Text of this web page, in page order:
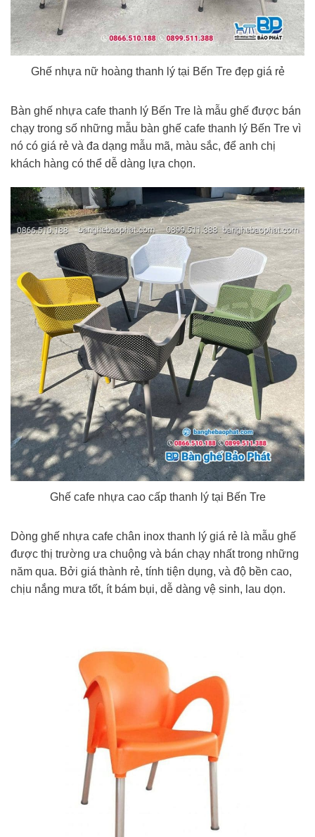
Ghế nhựa nữ hoàng thanh lý tại Bến Tre đẹp giá rẻ
Bàn ghế nhựa cafe thanh lý Bến Tre là mẫu ghế được bán
chạy trong số những mẫu bàn ghế cafe thanh lý Bến Tre vì
nó có giá rẻ và đa dạng mẫu mã, màu sắc, để anh chị
khách hàng có thể dễ dàng lựa chọn.
Ghế cafe nhựa cao cấp thanh lý tại Bến Tre
Dòng ghế nhựa cafe chân inox thanh lý giá rẻ là mẫu ghế
được thị trường ưa chuộng và bán chạy nhất trong những
năm qua. Bởi giá thành rẻ, tính tiện dụng, và độ bền cao,
chịu nắng mưa tốt, ít bám bụi, dễ dàng vệ sinh, lau dọn.